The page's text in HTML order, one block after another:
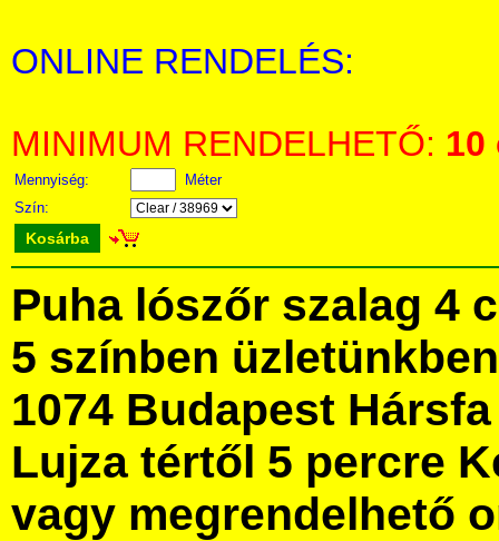
ONLINE RENDELÉS:
MINIMUM RENDELHETŐ: 10
Mennyiség:
Méter
Szín:
Kosárba
Puha lószőr szalag 4
5 színben
1074 Budapest
Lujza tértől 5 percre
vagy megrendelhető